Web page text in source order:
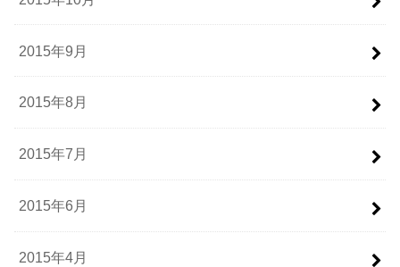
2015年9月
2015年8月
2015年7月
2015年6月
2015年4月